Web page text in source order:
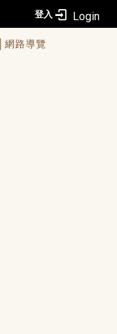
登入
網路導覽